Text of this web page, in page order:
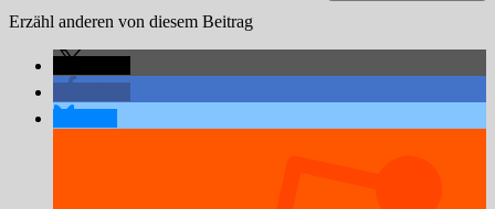
Erzähl anderen von diesem Beitrag